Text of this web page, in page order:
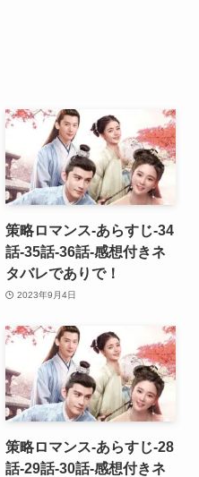
策略ロマンス-あらすじ-34
話-35話-36話-感想付きネ
タバレでありで！
2023年9月4日
策略ロマンス-あらすじ-28
話-29話-30話-感想付きネ